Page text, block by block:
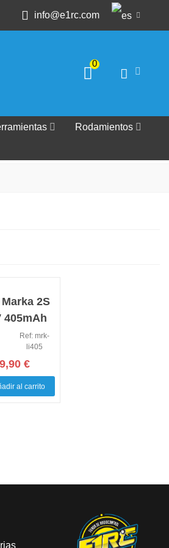
info@e1rc.com
0
Rodamientos
2S
405mAh
70CRef: mrk-
li405
€
al carrito